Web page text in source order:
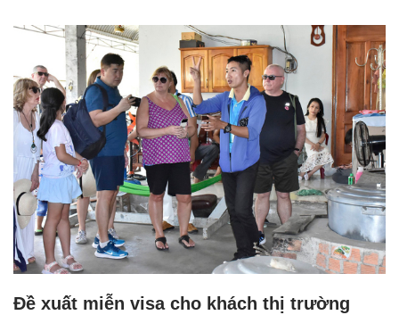
Đề xuất miễn visa cho khách thị trường